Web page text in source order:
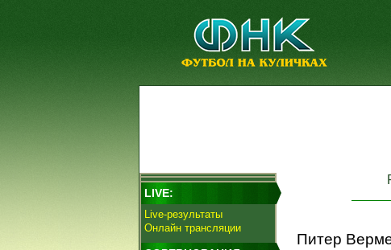
LIVE:
Live-результаты
Онлайн трансляции
Питер